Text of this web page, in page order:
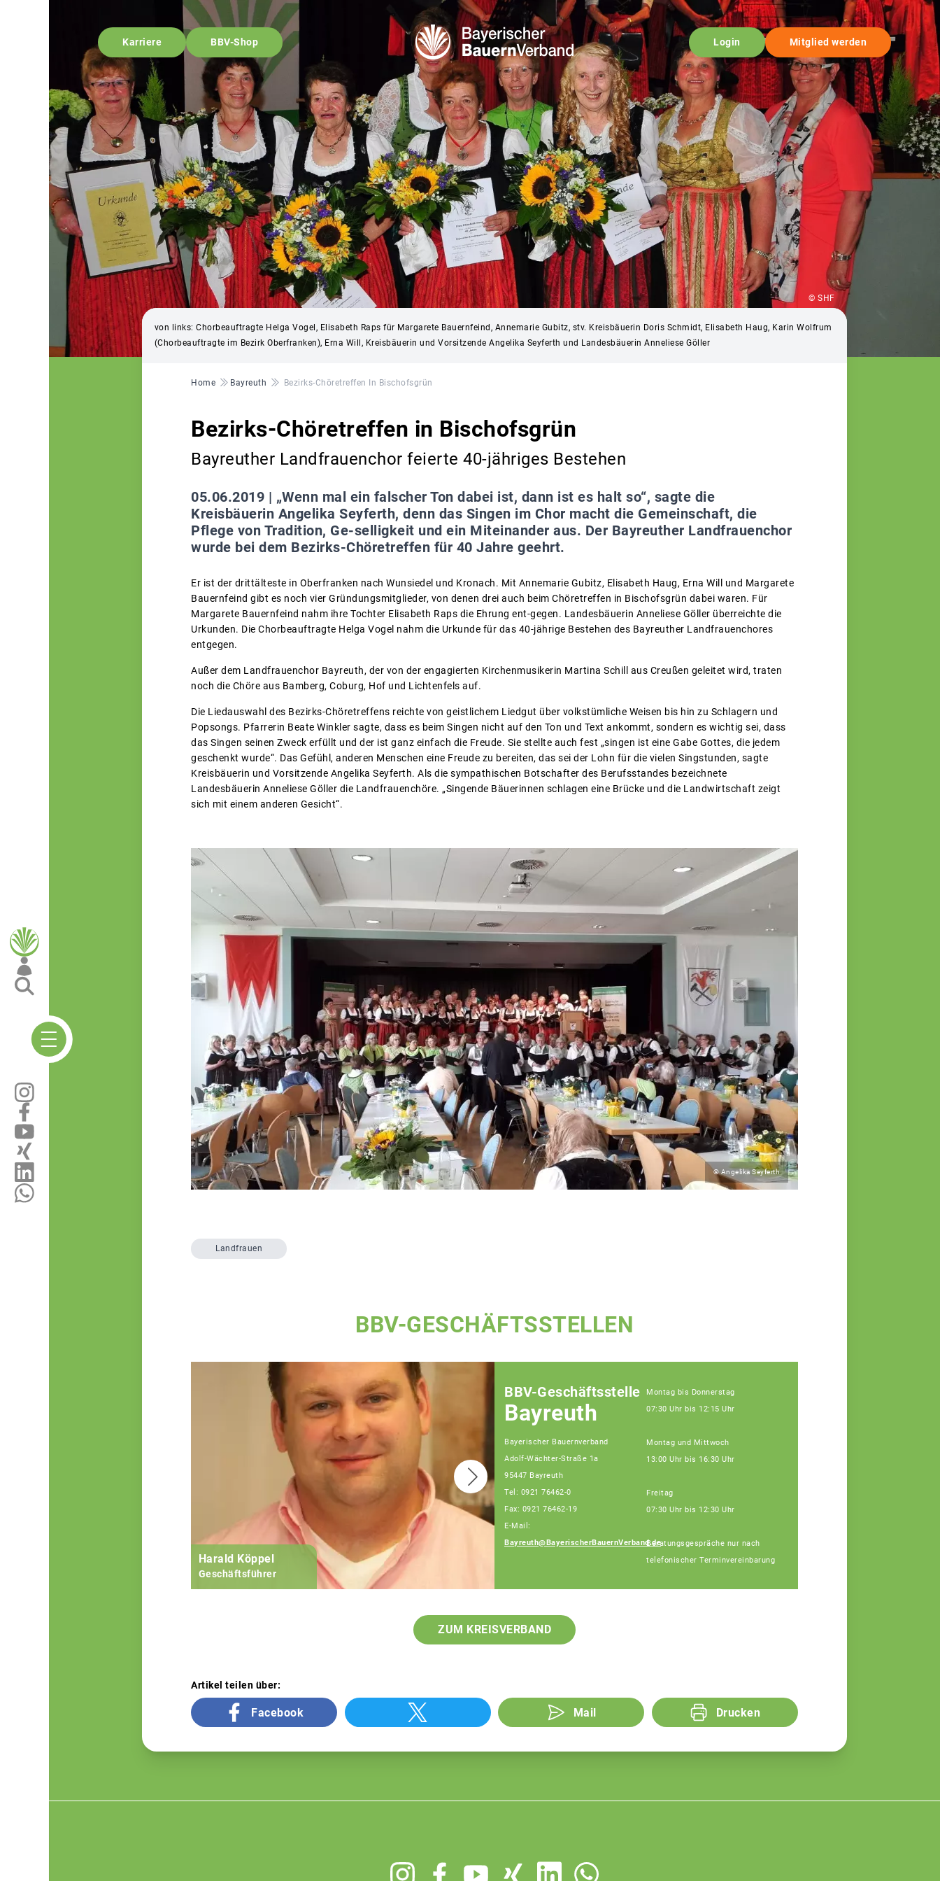
Karriere BBV-Shop Login Mitglied werden
© SHF
von links: Chorbeauftragte Helga Vogel, Elisabeth Raps für Margarete Bauernfeind, Annemarie Gubitz, stv. Kreisbäuerin Doris Schmidt, Elisabeth Haug, Karin Wolfrum
(Chorbeauftragte im Bezirk Oberfranken), Erna Will, Kreisbäuerin und Vorsitzende Angelika Seyferth und Landesbäuerin Anneliese Göller
Pfadnavigation
Home Bayreuth Bezirks-Chöretreffen In Bischofsgrün
Bezirks-Chöretreffen in Bischofsgrün
Bayreuther Landfrauenchor feierte 40-jähriges Bestehen
05.06.2019 | „Wenn mal ein falscher Ton dabei ist, dann ist es halt so“, sagte die
Kreisbäuerin Angelika Seyferth, denn das Singen im Chor macht die Gemeinschaft, die
Pflege von Tradition, Ge-selligkeit und ein Miteinander aus. Der Bayreuther Landfrauenchor
wurde bei dem Bezirks-Chöretreffen für 40 Jahre geehrt.
Er ist der drittälteste in Oberfranken nach Wunsiedel und Kronach. Mit Annemarie Gubitz, Elisabeth Haug, Erna Will und Margarete
Bauernfeind gibt es noch vier Gründungsmitglieder, von denen drei auch beim Chöretreffen in Bischofsgrün dabei waren. Für
Margarete Bauernfeind nahm ihre Tochter Elisabeth Raps die Ehrung ent-gegen. Landesbäuerin Anneliese Göller überreichte die
Urkunden. Die Chorbeauftragte Helga Vogel nahm die Urkunde für das 40-jährige Bestehen des Bayreuther Landfrauenchores
entgegen.
Außer dem Landfrauenchor Bayreuth, der von der engagierten Kirchenmusikerin Martina Schill aus Creußen geleitet wird, traten
noch die Chöre aus Bamberg, Coburg, Hof und Lichtenfels auf.
Die Liedauswahl des Bezirks-Chöretreffens reichte von geistlichem Liedgut über volkstümliche Weisen bis hin zu Schlagern und
Popsongs. Pfarrerin Beate Winkler sagte, dass es beim Singen nicht auf den Ton und Text ankommt, sondern es wichtig sei, dass
das Singen seinen Zweck erfüllt und der ist ganz einfach die Freude. Sie stellte auch fest „singen ist eine Gabe Gottes, die jedem
geschenkt wurde“. Das Gefühl, anderen Menschen eine Freude zu bereiten, das sei der Lohn für die vielen Singstunden, sagte
Kreisbäuerin und Vorsitzende Angelika Seyferth. Als die sympathischen Botschafter des Berufsstandes bezeichnete
Landesbäuerin Anneliese Göller die Landfrauenchöre. „Singende Bäuerinnen schlagen eine Brücke und die Landwirtschaft zeigt
sich mit einem anderen Gesicht“.
© Angelika Seyferth
Landfrauen
BBV-GESCHÄFTSSTELLEN
Harald Köppel
Geschäftsführer
BBV-Geschäftsstelle
Bayreuth
Bayerischer Bauernverband
Adolf-Wächter-Straße 1a
95447 Bayreuth
Tel: 0921 76462-0
Fax: 0921 76462-19
E-Mail:
Bayreuth@BayerischerBauernVerband.de
Montag bis Donnerstag
07:30 Uhr bis 12:15 Uhr
Montag und Mittwoch
13:00 Uhr bis 16:30 Uhr
Freitag
07:30 Uhr bis 12:30 Uhr
Beratungsgespräche nur nach
telefonischer Terminvereinbarung
ZUM KREISVERBAND
Artikel teilen über:
Facebook Mail Drucken